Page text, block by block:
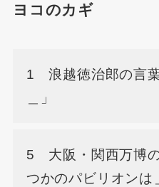
ヨコのカギ
1 浪越徳治郎の言葉
＿」
5 大阪・関西万博
つかのパビリオンは